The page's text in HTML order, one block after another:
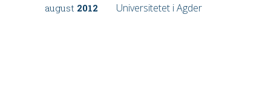
august 2012
Universitetet i Agder